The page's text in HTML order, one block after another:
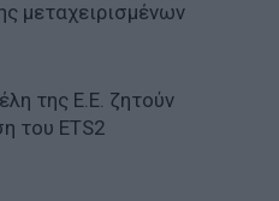
μεταχειρισμένων
της Ε.Ε. ζητούν
του ETS2